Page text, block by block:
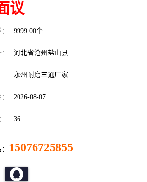
议
9999.00个
河北省沧州盐山县
永州耐磨三通厂家
2026-08-07
36
15076725855